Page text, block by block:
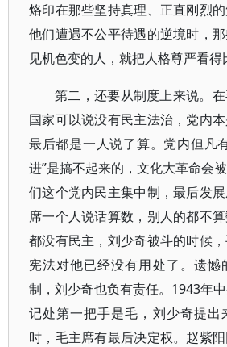
烙印在那些坚持真理、正直刚烈
他们遭遇不公平待遇的逆境时，那
见机色变的人，就把人格尊严看得
第二，还要从制度上来说。
国家可以说没有民主法治，党内
最后都是一人说了算。党内但凡
进”是搞不起来的，文化大革命会
们这个党内民主集中制，最后发
席一个人说话算数，别人的都不
都没有民主，刘少奇被斗的时候，
宪法对他已经没有用处了。遗憾
制，刘少奇也负有责任。1943年
记处第一把手是毛，刘少奇提出
时，毛主席有最后决定权。赵紫